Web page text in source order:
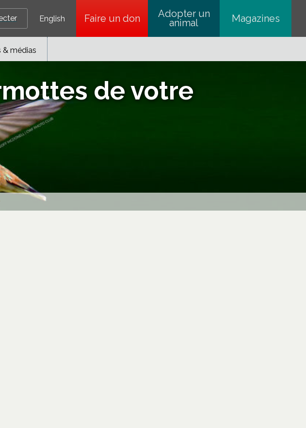
English Faire un dons’ouvre dans un nouvel onglet
Adopter un
animal Magazines
& médias
de votre